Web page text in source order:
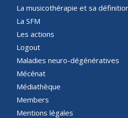
La musicothérapie et sa
La SFM
Les actions
Logout
Maladies neuro-dégénératives
Mécénat
Médiathèque
Members
Mentions légales